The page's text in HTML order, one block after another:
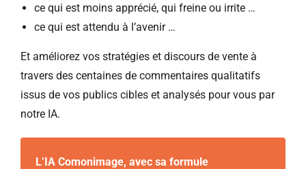
ce qui est moins apprécié, qui freine ou irrite …
ce qui est attendu à l’avenir …
Et améliorez vos stratégies et discours de vente à
travers des centaines de commentaires qualitatifs
issus de vos publics cibles et analysés pour vous par
notre IA.
L’IA Comonimage, avec sa formule